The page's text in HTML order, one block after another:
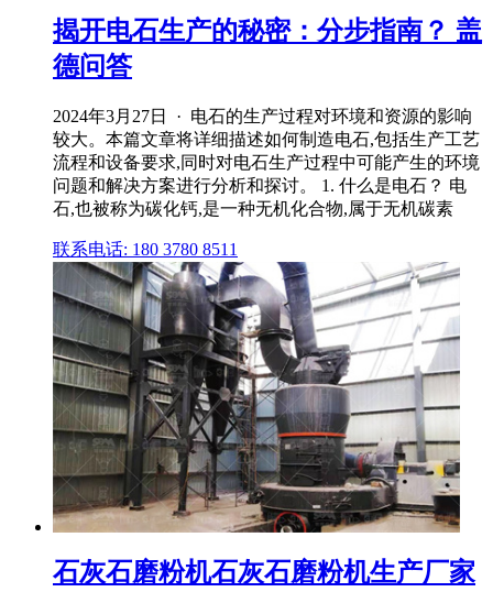
揭开电石生产的秘密：分步指南？ 盖
德问答
2024年3月27日 · 电石的生产过程对环境和资源的影响
较大。本篇文章将详细描述如何制造电石,包括生产工艺
流程和设备要求,同时对电石生产过程中可能产生的环境
问题和解决方案进行分析和探讨。 1. 什么是电石？ 电
石,也被称为碳化钙,是一种无机化合物,属于无机碳素
联系电话: 180 3780 8511
石灰石磨粉机石灰石磨粉机生产厂家